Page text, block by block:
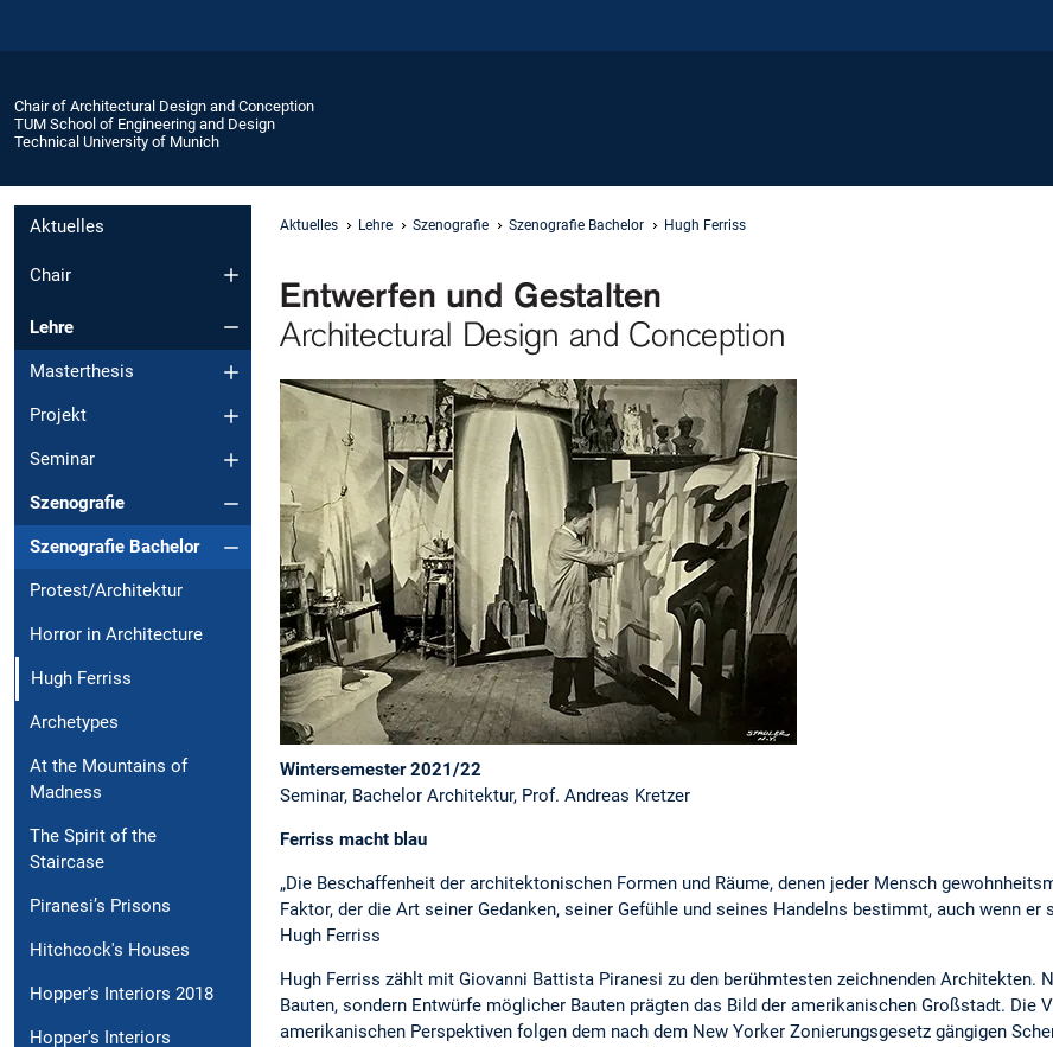
Chair of Architectural Design and Conception
TUM School of Engineering and Design
Technical University of Munich
Aktuelles
Chair
Lehre
Masterthesis
Projekt
Seminar
Szenografie
Szenografie Bachelor
Protest/Architektur
Horror in Architecture
Hugh Ferriss
Archetypes
At the Mountains of
Madness
The Spirit of the
Staircase
Piranesi’s Prisons
Hitchcock's Houses
Hopper's Interiors 2018
Hopper's Interiors
Aktuelles Lehre Szenografie Szenografie Bachelor Hugh Ferriss
Wintersemester 2021/22
Seminar, Bachelor Architektur, Prof. Andreas Kretzer
Ferriss macht blau
„Die Beschaffenheit der architektonischen Formen und Räume, denen jeder Mensch
Faktor, der die Art seiner Gedanken, seiner Gefühle und seines Handelns bestimmt, auch wenn
Hugh Ferriss
Hugh Ferriss zählt mit Giovanni Battista Piranesi zu den berühmtesten zeichnenden Architekten.
Bauten, sondern Entwürfe möglicher Bauten prägten das Bild der amerikanischen Großstadt. Die
amerikanischen Perspektiven folgen dem nach dem New Yorker Zonierungsgesetz gängigen